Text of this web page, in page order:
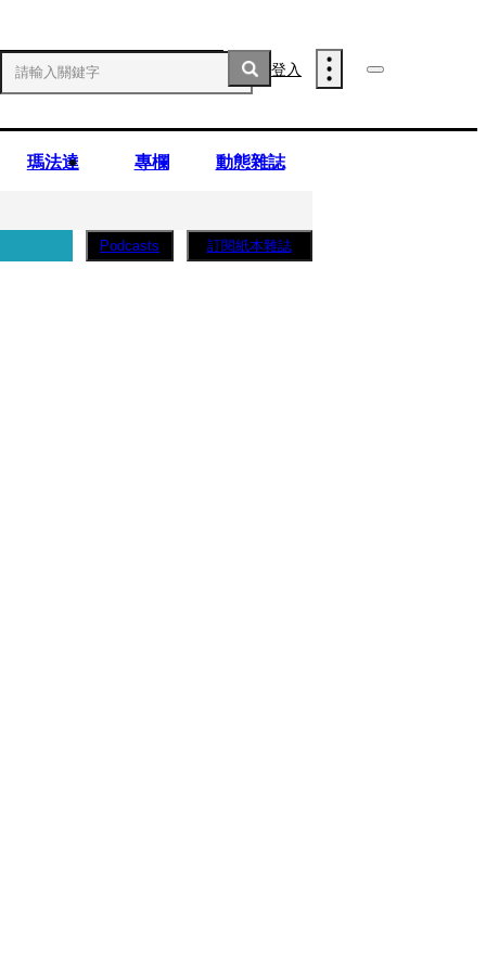
登入
瑪法達 專欄 動態雜誌
糕」
Podcasts 訂閱紙本雜誌